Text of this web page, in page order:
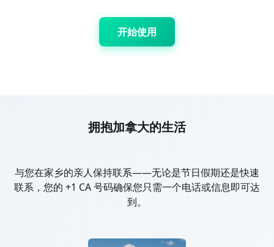
开始使用
拥抱加拿大的生活
与您在家乡的亲人保持联系——无论是节日假期还是快速
联系，您的 +1 CA 号码确保您只需一个电话或信息即可达
到。